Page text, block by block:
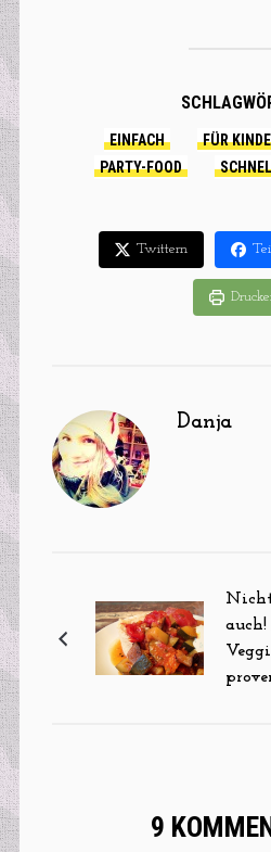
EINFACH FÜR
PARTY-FOOD
Twittern
Danja
9